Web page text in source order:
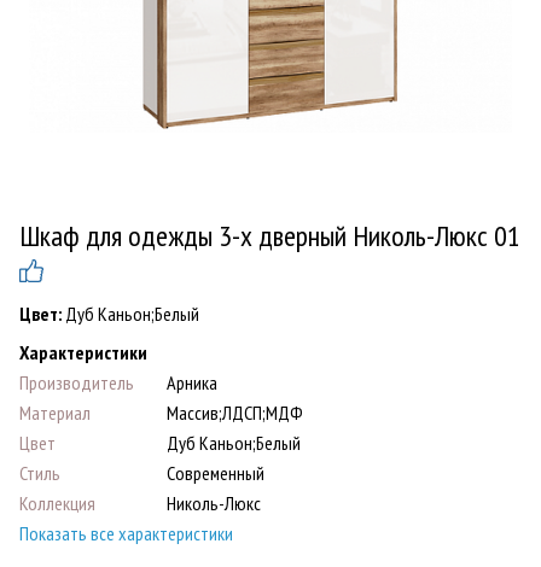
Шкаф для одежды 3-х дверный Николь-Люкс 01
Цвет: Дуб Каньон;Белый
Характеристики
Производитель
Арника
Материал
Массив;ЛДСП;МДФ
Цвет
Дуб Каньон;Белый
Стиль
Современный
Коллекция
Николь-Люкс
Показать все характеристики